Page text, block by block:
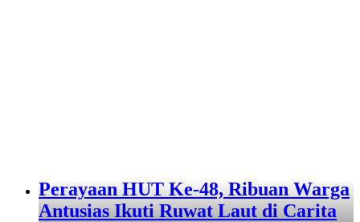
Perayaan HUT Ke-48, Ribuan Warga
Antusias Ikuti Ruwat Laut di Carita